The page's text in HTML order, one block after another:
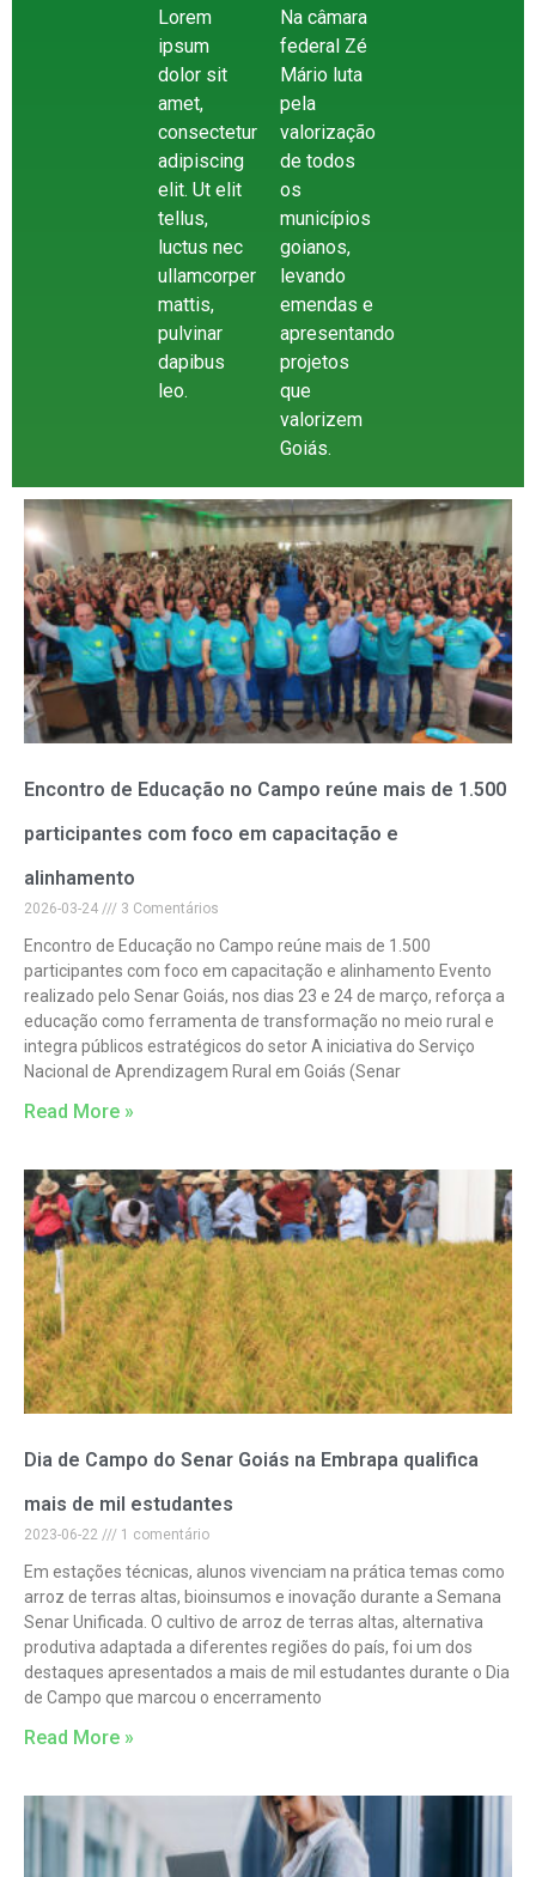
Lorem
ipsum
dolor sit
amet,
consectetur
adipiscing
elit. Ut elit
tellus,
luctus nec
ullamcorper
mattis,
pulvinar
dapibus
leo.
Na câmara
federal Zé
Mário luta
pela
valorização
de todos
os
municípios
goianos,
levando
emendas e
apresentando
projetos
que
valorizem
Goiás.
Encontro de Educação no Campo reúne mais de 1.500
participantes com foco em capacitação e
alinhamento
2026-03-24 3 Comentários
Encontro de Educação no Campo reúne mais de 1.500
participantes com foco em capacitação e alinhamento Evento
realizado pelo Senar Goiás, nos dias 23 e 24 de março, reforça a
educação como ferramenta de transformação no meio rural e
integra públicos estratégicos do setor A iniciativa do Serviço
Nacional de Aprendizagem Rural em Goiás (Senar
Read More »
Dia de Campo do Senar Goiás na Embrapa qualifica
mais de mil estudantes
2023-06-22 1 comentário
Em estações técnicas, alunos vivenciam na prática temas como
arroz de terras altas, bioinsumos e inovação durante a Semana
Senar Unificada. O cultivo de arroz de terras altas, alternativa
produtiva adaptada a diferentes regiões do país, foi um dos
destaques apresentados a mais de mil estudantes durante o Dia
de Campo que marcou o encerramento
Read More »